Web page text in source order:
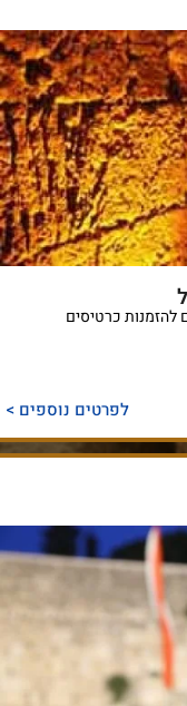
להזמנות כרטיסים
לפרטים נוספים >